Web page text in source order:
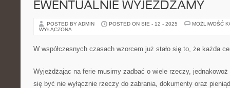
EWENTUALNIE WYJEŻDŻAMY
POSTED BY ADMIN POSTED ON SIE - 12 - 2025
MOŻLIWOŚĆ
WYŁĄCZONA
W współczesnych czasach wzorcem już stało się to, że każda
Wyjeżdżając na ferie musimy zadbać o wiele rzeczy,
się być nie wyłącznie rzeczy do zabrania, dokumenty oraz